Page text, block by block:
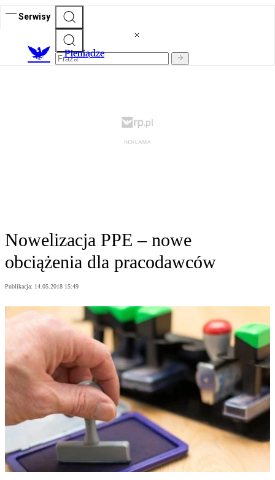
Serwisy
Pieniądze
Nowelizacja PPE – nowe
obciążenia dla pracodawców
Publikacja: 14.05.2018 15:49